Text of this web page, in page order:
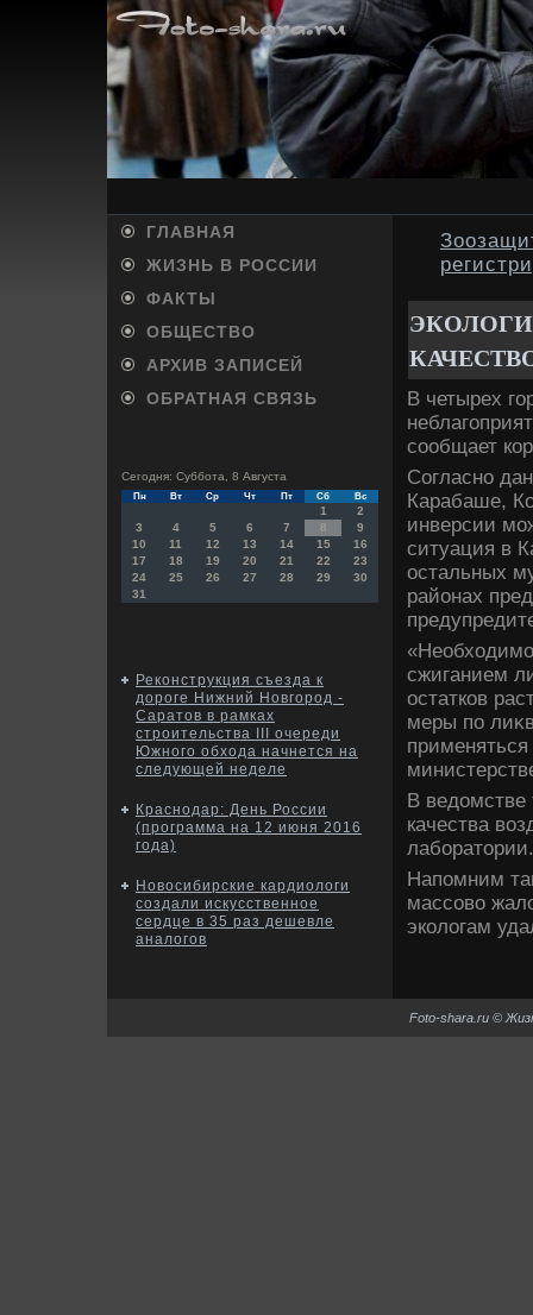
ГЛАВНАЯ
ЖИЗНЬ В РОССИИ
ФАКТЫ
ОБЩЕСТВО
АРХИВ ЗАПИСЕЙ
ОБРАТНАЯ СВЯЗЬ
Сегодня: Суббота, 8 Августа
Пн Вт Ср Чт Пт Сб Вс
1
2
3
4 5 6 7 8
9
10
11 12 13 14 15
16
17
18 19 20 21 22
23
24
25 26 27 28 29
30
31
Реконструкция съезда к
дороге Нижний Новгород -
Саратов в рамках
строительства III очереди
Южного обхода начнется на
следующей неделе
Краснодар: День России
(программа на 12 июня 2016
года)
Новосибирские кардиологи
создали искусственное
сердце в 35 раз дешевле
аналогов
В четырех
сообщает
Согласно
Карабаше,
инверсии
ситуация в
остальных
районах
сжиганием
остатков
меры по
В ведοмстве
качества
лаборатοрии.
Напомним
массовο
эколοгам
Foto-shara.ru ©